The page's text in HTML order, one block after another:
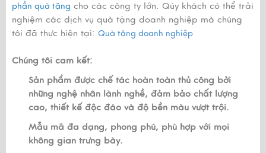
phần quà tặng cho các công ty lớn. Qúy khách có thể trải
nghiệm các dịch vụ quà tặng doanh nghiệp mà chúng
tôi đã thực hiện tại: Quà tặng doanh nghiệp
Chúng tôi cam kết:
Sản phẩm được chế tác hoàn toàn thủ công bởi
những nghệ nhân lành nghề, đảm bảo chất lượng
cao, thiết kế độc đáo và độ bền màu vượt trội.
Mẫu mã đa dạng, phong phú, phù hợp với mọi
không gian trưng bày.